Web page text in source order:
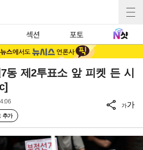
섹션 포토
동 제2투표소 앞 피켓 든 시
추가
가가